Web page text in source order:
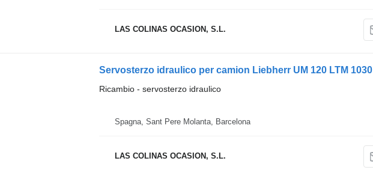
LAS COLINAS OCASION, S.L.
Servosterzo idraulico per camion Liebherr UM 120 LTM 1030
Ricambio - servosterzo idraulico
Spagna, Sant Pere Molanta, Barcelona
LAS COLINAS OCASION, S.L.